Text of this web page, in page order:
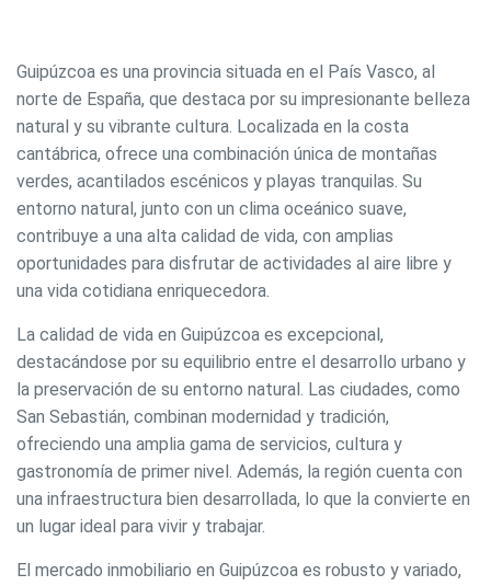
Guipúzcoa es una provincia situada en el País Vasco, al
norte de España, que destaca por su impresionante belleza
natural y su vibrante cultura. Localizada en la costa
cantábrica, ofrece una combinación única de montañas
verdes, acantilados escénicos y playas tranquilas. Su
entorno natural, junto con un clima oceánico suave,
contribuye a una alta calidad de vida, con amplias
oportunidades para disfrutar de actividades al aire libre y
una vida cotidiana enriquecedora.
La calidad de vida en Guipúzcoa es excepcional,
destacándose por su equilibrio entre el desarrollo urbano y
la preservación de su entorno natural. Las ciudades, como
San Sebastián, combinan modernidad y tradición,
ofreciendo una amplia gama de servicios, cultura y
gastronomía de primer nivel. Además, la región cuenta con
una infraestructura bien desarrollada, lo que la convierte en
un lugar ideal para vivir y trabajar.
El mercado inmobiliario en Guipúzcoa es robusto y variado,